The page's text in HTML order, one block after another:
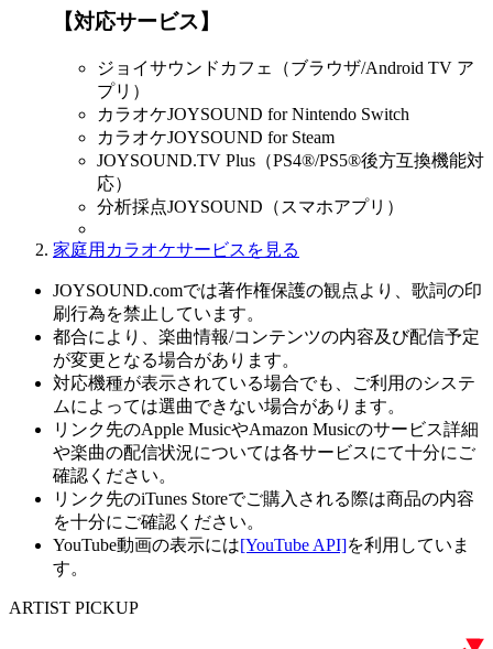
【対応サービス】
ジョイサウンドカフェ（ブラウザ/Android TV ア
プリ）
カラオケJOYSOUND for Nintendo Switch
カラオケJOYSOUND for Steam
JOYSOUND.TV Plus（PS4®/PS5®後方互換機能対
応）
分析採点JOYSOUND（スマホアプリ）
家庭用カラオケサービスを見る
JOYSOUND.comでは著作権保護の観点より、歌詞の印
刷行為を禁止しています。
都合により、楽曲情報/コンテンツの内容及び配信予定
が変更となる場合があります。
対応機種が表示されている場合でも、ご利用のシステ
ムによっては選曲できない場合があります。
リンク先のApple MusicやAmazon Musicのサービス詳細
や楽曲の配信状況については各サービスにて十分にご
確認ください。
リンク先のiTunes Storeでご購入される際は商品の内容
を十分にご確認ください。
YouTube動画の表示には[YouTube API]を利用していま
す。
ARTIST PICKUP